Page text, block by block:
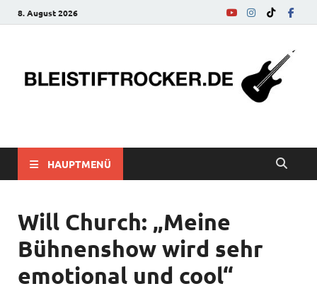
8. August 2026
bleistiftrocker.de
HAUPTMENÜ
Will Church: „Meine
Bühnenshow wird sehr
emotional und cool“